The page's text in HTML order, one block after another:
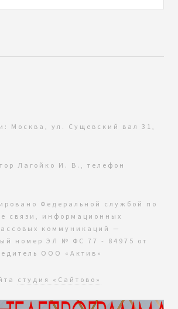
Москва, ул. Сущевский вал 31,
Лагойко И. В., телефон
Федеральной службой по
связи, информационных
коммуникаций —
номер ЭЛ № ФС 77 - 84975 от
ООО «Актив»
студия «Сайтово»